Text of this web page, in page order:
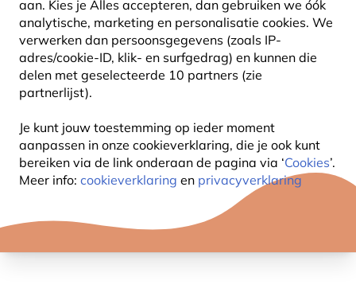
aan. Kies je Alles accepteren, dan gebruiken we óók
analytische, marketing en personalisatie cookies. We
verwerken dan persoonsgegevens (zoals IP-
adres/cookie-ID, klik- en surfgedrag) en kunnen die
delen met geselecteerde 10 partners (zie
partnerlijst).
Je kunt jouw toestemming op ieder moment
aanpassen in onze cookieverklaring, die je ook kunt
bereiken via de link onderaan de pagina via ‘Cookies’.
Meer info: cookieverklaring en privacyverklaring